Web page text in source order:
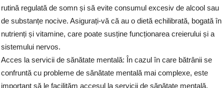
rutină regulată de somn și să evite consumul excesiv de alcool sau
de substanțe nocive. Asigurați-vă că au o dietă echilibrată, bogată în
nutrienți și vitamine, care poate susține funcționarea creierului și a
sistemului nervos.
Acces la servicii de sănătate mentală: În cazul în care bătrânii se
confruntă cu probleme de sănătate mentală mai complexe, este
important să le facilităm accesul la servicii de sănătate mentală.